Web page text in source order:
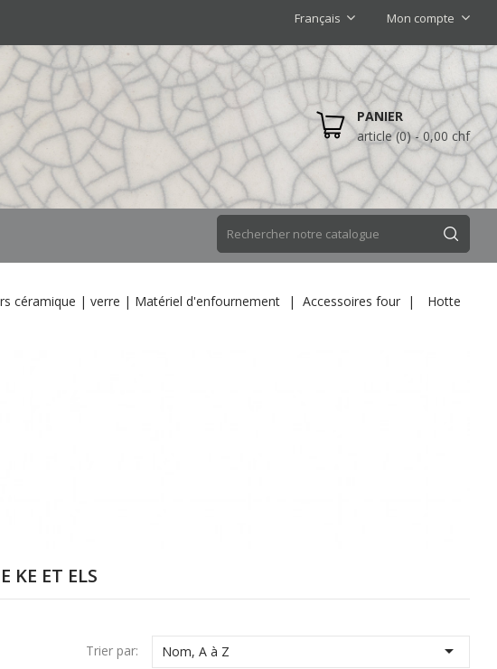
Français Mon compte
PANIER
article (0)- 0,00 chf
céramique | verre | Matériel d'enfournement Accessoires four
Hotte
KE ET ELS
Trier par: Nom, A à Z 